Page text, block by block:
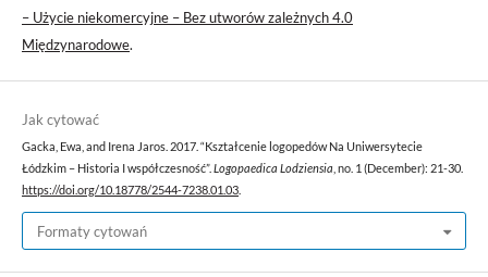
– Użycie niekomercyjne – Bez utworów zależnych 4.0
Międzynarodowe.
Jak cytować
Gacka, Ewa, and Irena Jaros. 2017. “Kształcenie logopedów Na Uniwersytecie
Łódzkim – Historia I współczesność”. Logopaedica Lodziensia , no. 1 (December): 21-30.
https://doi.org/10.18778/2544-7238.01.03
Formaty cytowań